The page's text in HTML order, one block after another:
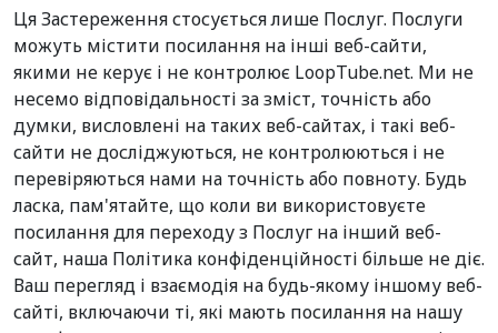
Ця Застереження стосується лише Послуг. Послуги
можуть містити посилання на інші веб-сайти,
якими не керує і не контролює LoopTube.net. Ми не
несемо відповідальності за зміст, точність або
думки, висловлені на таких веб-сайтах, і такі веб-
сайти не досліджуються, не контролюються і не
перевіряються нами на точність або повноту. Будь
ласка, пам'ятайте, що коли ви використовуєте
посилання для переходу з Послуг на інший веб-
сайт, наша Політика конфіденційності більше не діє.
Ваш перегляд і взаємодія на будь-якому іншому веб-
сайті, включаючи ті, які мають посилання на нашу